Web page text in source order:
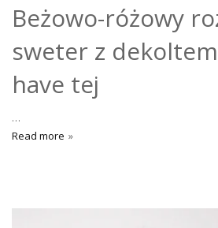
Beżowo-różowy
sweter z
have tej
…
Read more